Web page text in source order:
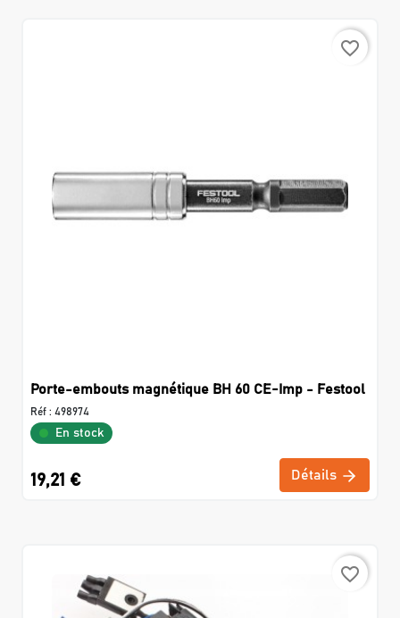
favorite_border
Porte-embouts magnétique BH 60 CE-Imp - Festool
Réf : 498974
En stock
19,21 € Détails
favorite_border